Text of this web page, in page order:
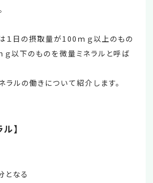
１日の摂取量が100ｍｇ以上のもの
ｇ以下のものを微量ミネラルと呼ば
ラルの働きについて紹介します。
】
となる